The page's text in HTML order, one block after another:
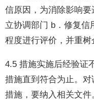
信原因，为消除影响
立协调部门 b．修复信
程度进行评价，并重树
4.5 措施实施后经验证
措施直到符合为止。
措施，要纳入相关文件